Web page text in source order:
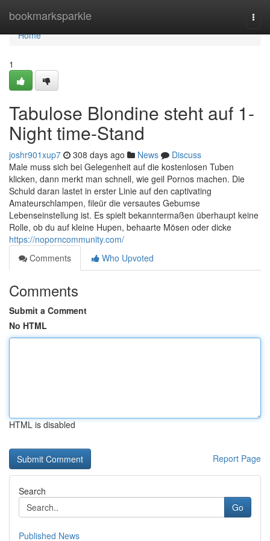
bookmarksparkle
Home
Home
1
Tabulose Blondine steht auf 1-
Night time-Stand
joshr901xup7 308 days ago News
Discuss
Male muss sich bei Gelegenheit auf die kostenlosen Tuben
klicken, dann merkt man schnell, wie geil Pornos machen. Die
Schuld daran lastet in erster Linie auf den captivating
Amateurschlampen, fileür die versautes Gebumse
Lebenseinstellung ist. Es spielt bekanntermaßen überhaupt keine
Rolle, ob du auf kleine Hupen, behaarte Mösen oder dicke
https://noporncommunity.com/
Comments
Who Upvoted
Comments
Submit a Comment
No HTML
HTML is disabled
Report Page
Search
Go
Published News